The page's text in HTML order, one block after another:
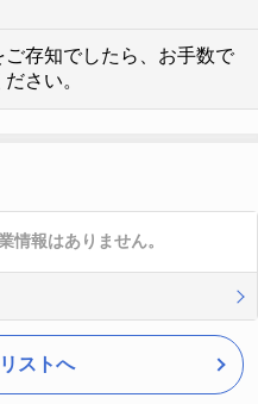
存知でしたら、お手数で
さい。
情報はありません。
ストへ